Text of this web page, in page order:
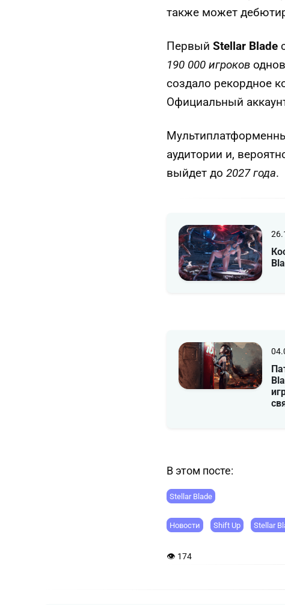
также может
Первый Stellar Blade
190 000 игроков
создало рекордное
Официальный
аудитории и,
выйдет до 2027 года.
В этом посте:
Stellar Blade
Новости Shift Up Stellar
👁 174